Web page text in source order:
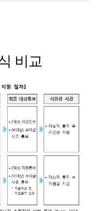
비교